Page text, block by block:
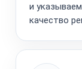
и
качество